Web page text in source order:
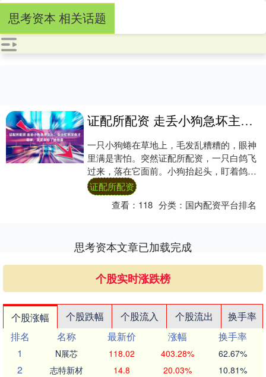
思考资本 相关话题
证配所配资 走丢小狗急坏主人，女士忙到深夜才回家，豆豆却给了她惊喜
一只小狗蜷在草地上，毛发乱糟糟的，眼神
里满是害怕。突然证配所配资，一只白鸽飞
过来，落在它面前。小狗抬起头，盯着鸽
子，眼睛里透着无助，像在求救一样。 一个
女士慢慢....
证配所配资
查看： 118 分类： 国内配资平台排名
思考资本文章已加载完成
个股实时涨跌榜
个股涨幅 个股跌幅 个股流入 个股流出
换手率
排名
名称 最新价 涨幅
换手率
1
N展芯 118.02 403.28% 62.67%
2 志特新材 14.8 20.03% 10.81%